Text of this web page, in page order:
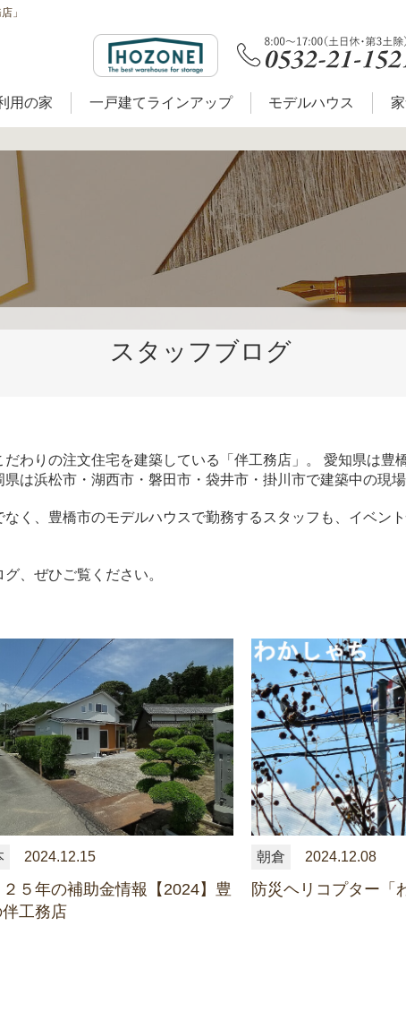
」
用の家 一戸建てラインアップ モデルハウス
スタッフブログ
わりの注文住宅を建築している「伴工務店」。 愛知県は豊
は浜松市・湖西市・磐田市・袋井市・掛川市で建築中の現
く、豊橋市のモデルハウスで勤務するスタッフも、イベン
、ぜひご覧ください。
2024.12.15
２５年の補助金情報【2024】豊
工務店
朝倉 2024.12.08
防災ヘリコプター「